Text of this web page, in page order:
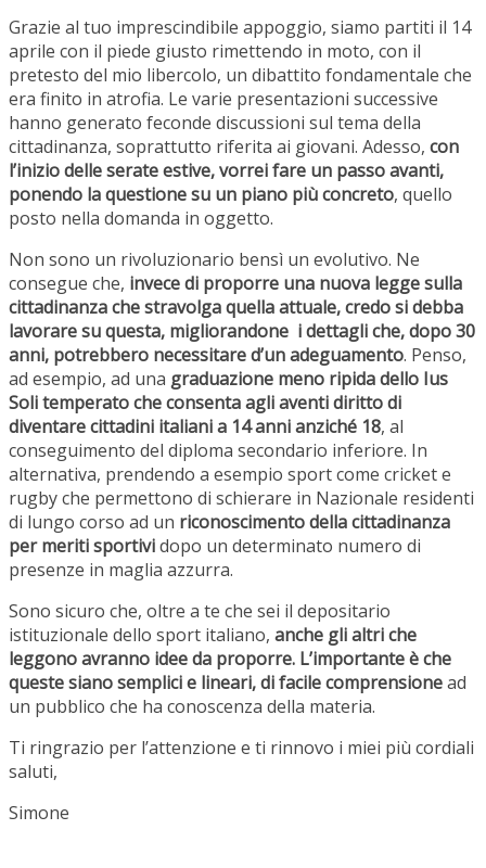
Grazie al tuo imprescindibile appoggio, siamo partiti il 14
aprile con il piede giusto rimettendo in moto, con il
pretesto del mio libercolo, un dibattito fondamentale che
era finito in atrofia. Le varie presentazioni successive
hanno generato feconde discussioni sul tema della
cittadinanza, soprattutto riferita ai giovani. Adesso, con
l’inizio delle serate estive, vorrei fare un passo avanti,
ponendo la questione su un piano più concreto, quello
posto nella domanda in oggetto.
Non sono un rivoluzionario bensì un evolutivo. Ne
consegue che, invece di proporre una nuova legge sulla
cittadinanza che stravolga quella attuale, credo si debba
lavorare su questa, migliorandone i dettagli che, dopo 30
anni, potrebbero necessitare d’un adeguamento. Penso,
ad esempio, ad una graduazione meno ripida dello Ius
Soli temperato che consenta agli aventi diritto di
diventare cittadini italiani a 14 anni anziché 18, al
conseguimento del diploma secondario inferiore. In
alternativa, prendendo a esempio sport come cricket e
rugby che permettono di schierare in Nazionale residenti
di lungo corso ad un riconoscimento della cittadinanza
per meriti sportividopo un determinato numero di
presenze in maglia azzurra.
Sono sicuro che, oltre a te che sei il depositario
istituzionale dello sport italiano, anche gli altri che
leggono avranno idee da proporre. L’importante è che
queste siano semplici e lineari, di facile comprensionead
un pubblico che ha conoscenza della materia.
Ti ringrazio per l’attenzione e ti rinnovo i miei più cordiali
saluti,
Simone